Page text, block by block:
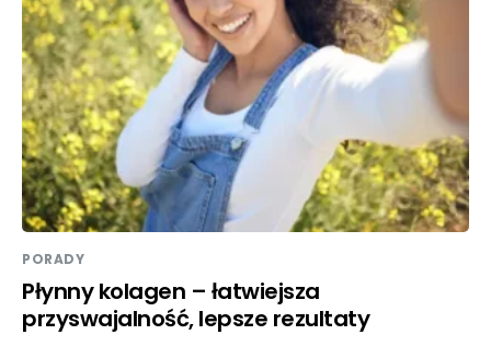
PORADY
Płynny kolagen – łatwiejsza
przyswajalność, lepsze rezultaty